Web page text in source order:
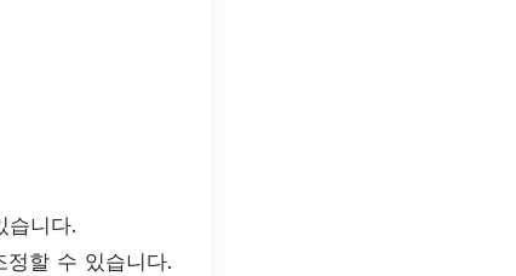
습니다.
할 수 있습니다.